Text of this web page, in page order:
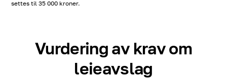
settes til 35 000 kroner.
Vurdering av krav om
leieavslag